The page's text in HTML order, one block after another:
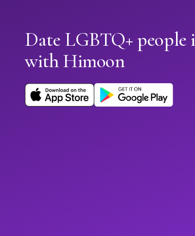
Date LGBTQ+ people
with Himoon